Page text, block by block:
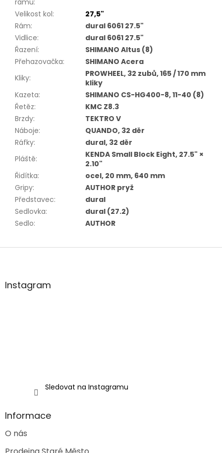
rámu:
Velikost kol:
27,5"
Rám:
dural 6061 27.5"
Vidlice:
dural 6061 27.5"
Řazení:
SHIMANO Altus (8)
Přehazovačka:
SHIMANO Acera
Kliky:
PROWHEEL, 32 zubů, 165 / 170 mm
kliky
Kazeta:
SHIMANO CS-HG400-8, 11-40 (8)
Řetěz:
KMC Z8.3
Brzdy:
TEKTRO V
Náboje:
QUANDO, 32 děr
Ráfky:
dural, 32 děr
Pláště:
KENDA Small Block Eight, 27.5" ×
2.10"
Řidítka:
ocel, 20 mm, 640 mm
Gripy:
AUTHOR pryž
Představec:
dural
Sedlovka:
dural (27.2)
Sedlo: AUTHOR
Z
aInstagram
Sledovat na Instagramu
Informace
O nás